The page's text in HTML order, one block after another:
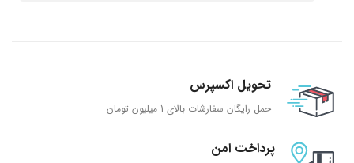
تحویل اکسپرس
حمل رایگان سفارشات بالای 1 میلیون تومان
پرداخت امن